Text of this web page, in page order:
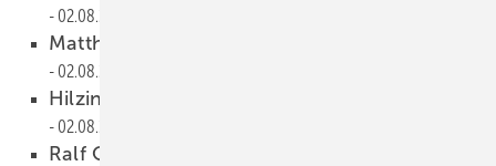
02.08.2023
Matthias Köni g nicht mehr an der Spitze
02.08.2023
Hilzinger übernimmt Schenk Gruppe
02.08.2023
Ralf Olsen überraschend verstorben